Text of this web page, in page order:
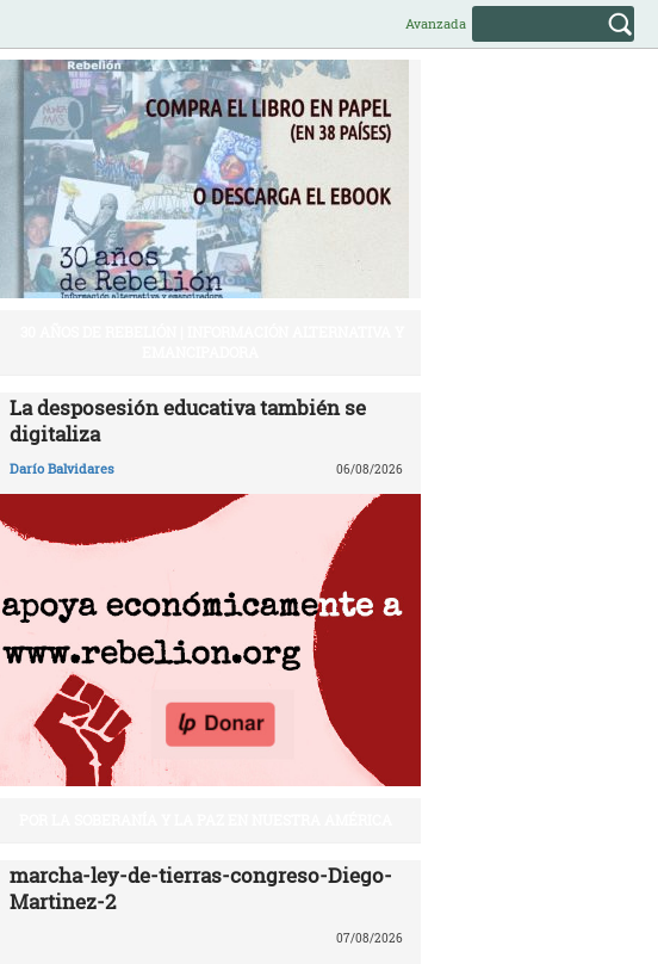
Avanzada
La desposesión educativa también se
digitaliza
Darío Balvidares 06/08/2026
marcha-ley-de-tierras-congreso-Diego-
Martinez-2
07/08/2026